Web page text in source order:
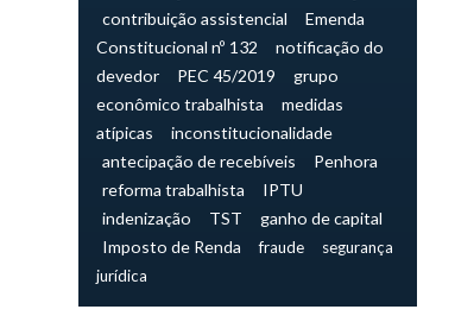
contribuição assistencial
Emenda
Constitucional nº 132
notificação do
devedor
PEC 45/2019
grupo
econômico trabalhista
medidas
atípicas
inconstitucionalidade
antecipação de recebíveis
Penhora
reforma trabalhista
IPTU
indenização
TST
ganho de capital
Imposto de Renda
fraude
segurança
jurídica